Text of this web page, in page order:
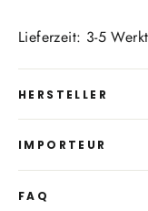
Lieferzeit: 3-5
HERSTELLER
IMPORTEUR
FAQ